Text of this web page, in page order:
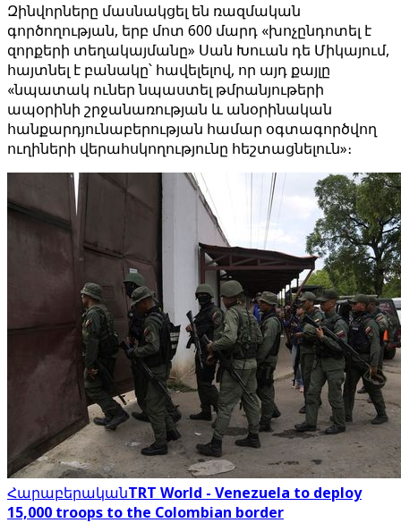
Զինվորները մասնակցել են ռազմական
գործողության, երբ մոտ 600 մարդ «խոչընդոտել է
զորքերի տեղակայմանը» Սան Խուան դե Միկայում,
հայտնել է բանակը՝ հավելելով, որ այդ քայլը
«նպատակ ուներ նպաստել թմրանյութերի
ապօրինի շրջանառության և անօրինական
հանքարդյունաբերության համար օգտագործվող
ուղիների վերահսկողությունը հեշտացնելուն»։
ՀարաբերականTRT World - Venezuela to deploy
15,000 troops to the Colombian border